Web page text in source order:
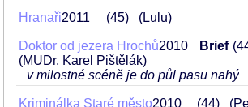
Hranaři2011 45 (Lulu)
Doktor od jezera Hrochů2010 Brief
(MUDr. Karel Pištělák)
v milostné scéně je do půl pasu nahý
Kriminálka Staré město2010 44